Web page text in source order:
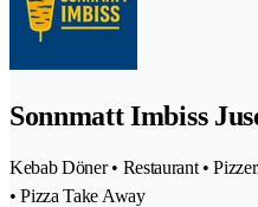
Sonnmatt Imbiss
Kebab Döner • Restaurant •
• Pizza Take Away